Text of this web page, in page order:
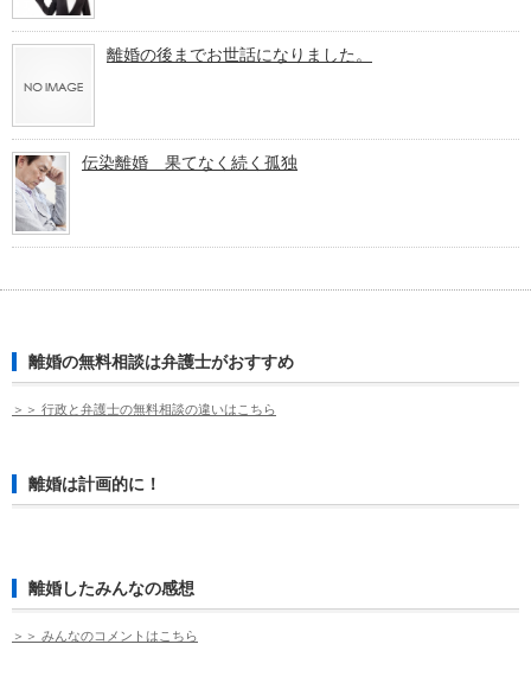
離婚の後までお世話になりました。
伝染離婚 果てなく続く孤独
離婚の無料相談は弁護士がおすすめ
＞＞ 行政と弁護士の無料相談の違いはこちら
離婚は計画的に！
離婚したみんなの感想
＞＞ みんなのコメントはこちら